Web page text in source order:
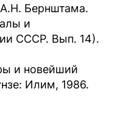
А.Н. Бернштама.
и
СССР. Вып. 14).
и новейший
Илим, 1986.